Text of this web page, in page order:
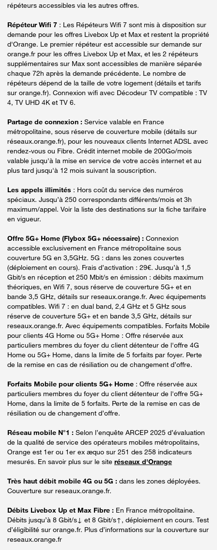
répéteurs accessibles via les autres offres.
Répéteur Wifi 7 : Les Répéteurs Wifi 7 sont mis à disposition sur
demande pour les offres Livebox Up et Max et restent la propriété
d'Orange. Le premier répéteur est accessible sur demande sur
orange.fr pour les offres Livebox Up et Max, et les 2 répéteurs
supplémentaires sur Max sont accessibles de manière séparée
chaque 72h après la demande précédente. Le nombre de
répéteurs dépend de la taille de votre logement (détails et tarifs
sur orange.fr). Connexion wifi avec Décodeur TV compatible : TV
4, TV UHD 4K et TV 6.
Partage de connexion : Service valable en France
métropolitaine, sous réserve de couverture mobile (détails sur
réseaux.orange.fr), pour les nouveaux clients Internet ADSL avec
rendez-vous ou Fibre. Crédit internet mobile de 200Go/mois
valable jusqu'à la mise en service de votre accès internet et au
plus tard jusqu'à 12 mois suivant la souscription.
Les appels illimités : Hors coût du service des numéros
spéciaux. Jusqu’à 250 correspondants différents/mois et 3h
maximum/appel. Voir la liste des destinations sur la fiche tarifaire
en vigueur.
Offre 5G+ Home (Flybox 5G+ nécessaire) : Connexion
accessible exclusivement en France métropolitaine sous
couverture 5G en 3,5GHz. 5G : dans les zones couvertes
(déploiement en cours). Frais d’activation : 29€. Jusqu’à 1,5
Gbit/s en réception et 250 Mbit/s en émission : débits maximum
théoriques, en Wifi 7, sous réserve de couverture 5G+ et en
bande 3,5 GHz, détails sur reseaux.orange.fr. Avec équipements
compatibles. Wifi 7 : en dual band, 2,4 GHz et 5 GHz sous
réserve de couverture 5G+ et en bande 3,5 GHz, détails sur
reseaux.orange.fr. Avec équipements compatibles. Forfaits Mobile
pour clients 4G Home ou 5G+ Home : Offre réservée aux
particuliers membres du foyer du client détenteur de l'offre 4G
Home ou 5G+ Home, dans la limite de 5 forfaits par foyer. Perte
de la remise en cas de résiliation ou de changement d’offre.
Forfaits Mobile pour clients 5G+ Home : Offre réservée aux
particuliers membres du foyer du client détenteur de l'offre 5G+
Home, dans la limite de 5 forfaits. Perte de la remise en cas de
résiliation ou de changement d’offre.
Réseau mobile N°1 : Selon l’enquête ARCEP 2025 d’évaluation
de la qualité de service des opérateurs mobiles métropolitains,
Orange est 1er ou 1er ex æquo sur 251 des 258 indicateurs
mesurés. En savoir plus sur le site réseaux d'Orange
Très haut débit mobile 4G ou 5G : dans les zones déployées.
Couverture sur reseaux.orange.fr.
Débits Livebox Up et Max Fibre : En France métropolitaine.
Débits jusqu’à 8 Gbit/s↓ et 8 Gbit/s↑, déploiement en cours. Test
d’éligibilité sur orange.fr. Plus d’informations sur la couverture sur
reseaux.orange.fr